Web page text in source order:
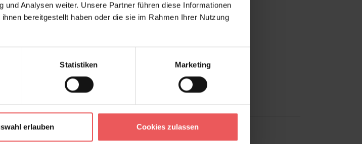
Analysen weiter. Unsere Partner führen diese Informationen
bereitgestellt haben oder die sie im Rahmen Ihrer Nutzung
Statistiken Marketing
erlauben Cookies zulassen
+49 (0)221 932 81 82